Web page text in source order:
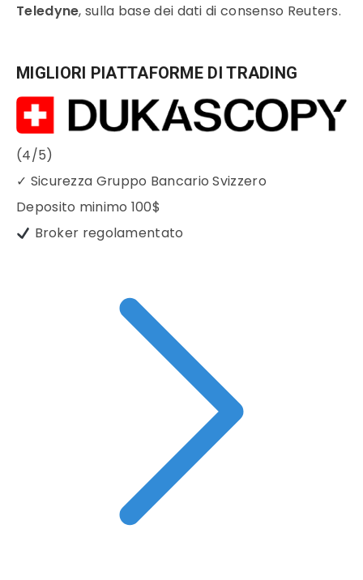
Teledyne, sulla base dei dati di consenso Reuters.
MIGLIORI PIATTAFORME DI TRADING
(4/5)
✓ Sicurezza Gruppo Bancario Svizzero
Deposito minimo 100$
Broker regolamentato